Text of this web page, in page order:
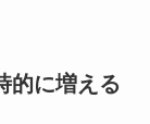
的に増える